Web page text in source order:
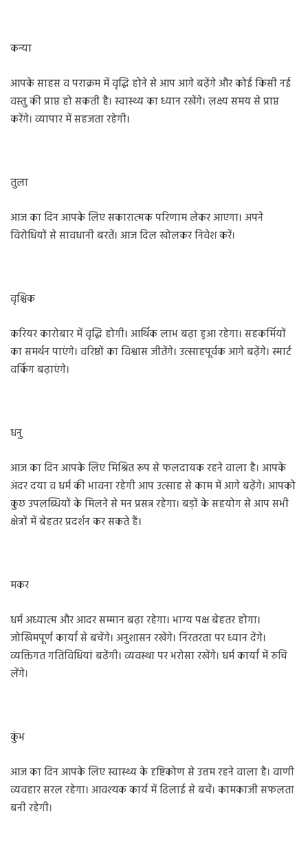
कन्या
आपके साहस व पराक्रम में वृद्धि होने से आप आगे बढ़ेंगे और कोई किसी नई
वस्तु की प्राप्त हो सकती है। स्वास्थ्य का ध्यान रखेंगे। लक्ष्य समय से प्राप्त
करेंगे। व्यापार में सहजता रहेगी।
तुला
आज का दिन आपके लिए सकारात्मक परिणाम लेकर आएगा। अपने
विरोधियों से सावधानी बरतें। आज दिल खोलकर निवेश करें।
वृश्चिक
करियर कारोबार में वृद्धि होगी। आर्थिक लाभ बढ़ा हुआ रहेगा। सहकर्मियों
का समर्थन पाएंगे। वरिष्ठों का विश्वास जीतेंगे। उत्साहपूर्वक आगे बढ़ेंगे। स्मार्ट
वर्किंग बढ़ाएंगे।
धनु
आज का दिन आपके लिए मिश्रित रूप से फलदायक रहने वाला है। आपके
अंदर दया व धर्म की भावना रहेगी आप उत्साह से काम में आगे बढ़ेंगे। आपको
कुछ उपलब्धियों के मिलने से मन प्रसन्न रहेगा। बड़ों के सहयोग से आप सभी
क्षेत्रों में बेहतर प्रदर्शन कर सकते हैं।
मकर
धर्म अध्यात्म और आदर सम्मान बढ़ा रहेगा। भाग्य पक्ष बेहतर होगा।
जोखिमपूर्ण कार्यां से बचेंगे। अनुशासन रखेंगे। निंरतरता पर ध्यान देंगे।
व्यक्तिगत गतिविधियां बढेंगी। व्यवस्था पर भरोसा रखेंगे। धर्म कार्यां में रुचि
लेंगे।
कुंभ
आज का दिन आपके लिए स्वास्थ्य के दृष्टिकोण से उत्तम रहने वाला है। वाणी
व्यवहार सरल रहेगा। आवश्यक कार्य में ढिलाई से बचें। कामकाजी सफलता
बनी रहेगी।